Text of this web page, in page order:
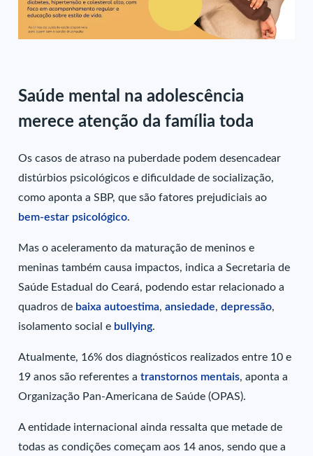
Saúde mental na adolescência
merece atenção da família toda
Os casos de atraso na puberdade podem desencadear
distúrbios psicológicos e dificuldade de socialização,
como aponta a SBP, que são fatores prejudiciais ao
bem-estar psicológico.
Mas o aceleramento da maturação de meninos e
meninas também causa impactos, indica a Secretaria de
Saúde Estadual do Ceará, podendo estar relacionado a
quadros de baixa autoestima,ansiedade,depressão,
isolamento social e bullying.
Atualmente, 16% dos diagnósticos realizados entre 10 e
19 anos são referentes atranstornos mentais, aponta a
Organização Pan-Americana de Saúde (OPAS).
A entidade internacional ainda ressalta que metade de
todas as condições começam aos 14 anos, sendo que a